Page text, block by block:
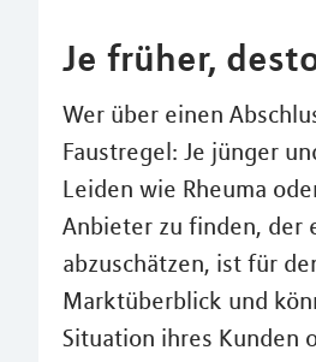
Je früher,
Wer über einen
Faustregel: Je jünger
Leiden wie Rheuma
Anbieter zu finden, der
abzuschätzen, ist für
Marktüberblick und
Situation ihres Kunden